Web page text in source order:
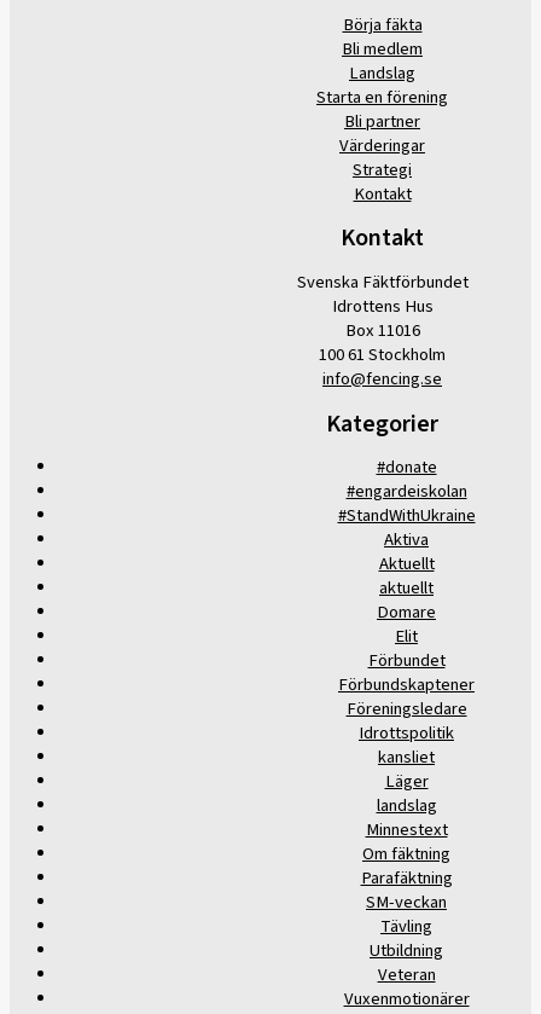
Börja fäkta
Bli medlem
Landslag
Starta en förening
Bli partner
Värderingar
Strategi
Kontakt
Kontakt
Svenska Fäktförbundet
Idrottens Hus
Box 11016
100 61 Stockholm
info@fencing.se
Kategorier
#donate
#engardeiskolan
#StandWithUkraine
Aktiva
Aktuellt
aktuellt
Domare
Elit
Förbundet
Förbundskaptener
Föreningsledare
Idrottspolitik
kansliet
Läger
landslag
Minnestext
Om fäktning
Parafäktning
SM-veckan
Tävling
Utbildning
Veteran
Vuxenmotionärer